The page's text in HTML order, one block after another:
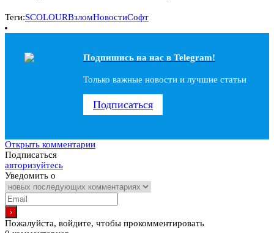
Теги:SCOLOURВзломНовостиСофт
Подпишись на наc в Telegram!
Только важные новости и лучшие статьи
Подписаться
Открыть комментарии
Подписаться
авторизуйтесь
Уведомить о
Пожалуйста, войдите, чтобы прокомментировать